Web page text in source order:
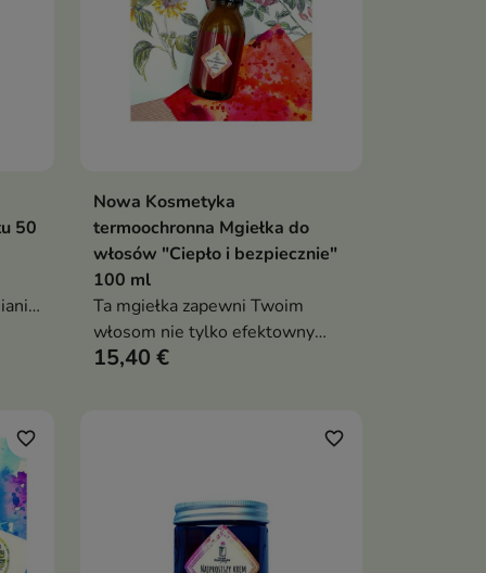
50
Dodaj do koszyka
Nowa Kosmetyka
termoochronna Mgiełka do
włosów "Ciepło i bezpiecznie"
100 ml
Ta mgiełka zapewni Twoim
włosom nie tylko efektowny
wygląd, ale także kompleksową
15,40 €
favorite_border favorite_border